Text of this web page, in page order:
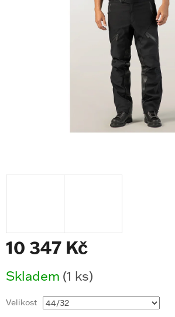
10 347 Kč
cena:
Skladem (1 ks)
Velikost